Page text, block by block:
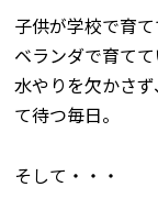
子供が学校で育
ベランダで育てて
水やりを欠かさ
て待つ毎日。
そして・・・